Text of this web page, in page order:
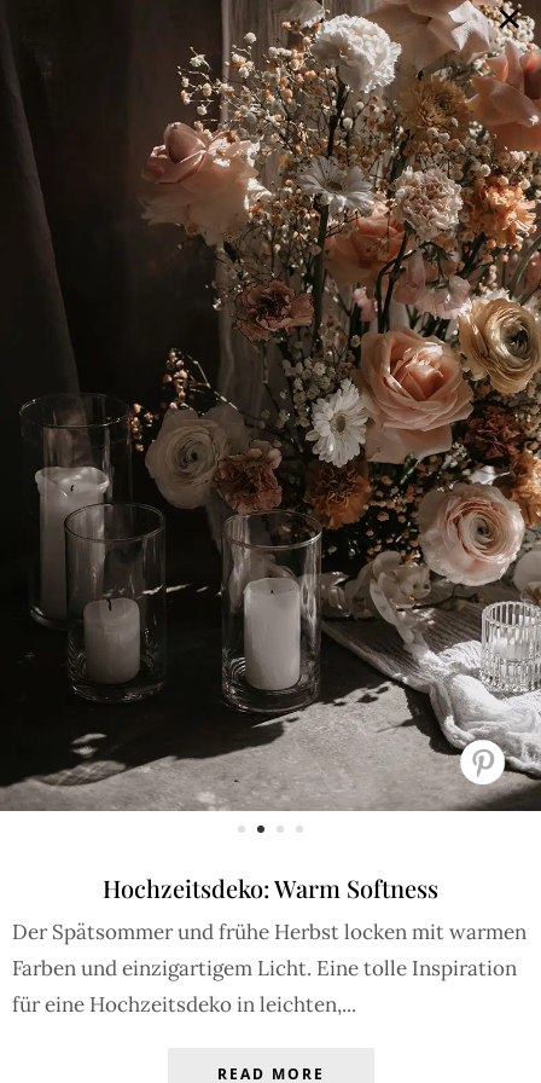
×
Hochzeitsdeko: Warm Softness
Der Spätsommer und frühe Herbst locken mit warmen
Farben und einzigartigem Licht. Eine tolle Inspiration
für eine Hochzeitsdeko in leichten,...
SELECTION BRAUTMODE SHOP IT JOURNAL
Array ( [0] => extra_args [1] => Array ( [post__not_in] =>
Array ( [0] => 104075 ) ) )